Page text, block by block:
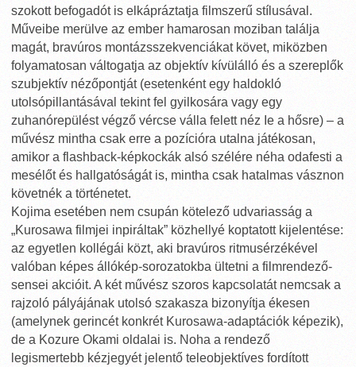
szokott befogadót is elkápráztatja filmszerű stílusával.
Műveibe merülve az ember hamarosan moziban találja
magát, bravúros montázsszekvenciákat követ, miközben
folyamatosan váltogatja az objektív kívülálló és a szereplők
szubjektív nézőpontját (esetenként egy haldokló
utolsópillantásával tekint fel gyilkosára vagy egy
zuhanórepülést végző vércse válla felett néz Ie a hősre) – a
művész mintha csak erre a pozícióra utalna játékosan,
amikor a flashback-képkockák alsó szélére néha odafesti a
mesélőt és hallgatóságát is, mintha csak hatalmas vásznon
követnék a történetet.
Kojima esetében nem csupán kötelező udvariasság a
„Kurosawa filmjei inpiráltak” közhellyé koptatott kijelentése:
az egyetlen kollégái közt, aki bravúros ritmusérzékével
valóban képes állókép-sorozatokba ültetni a filmrendező-
sensei akcióit. A két művész szoros kapcsolatát nemcsak a
rajzoló pályájának utolsó szakasza bizonyítja ékesen
(amelynek gerincét konkrét Kurosawa-adaptációk képezik),
de a Kozure Okami oldalai is. Noha a rendező
legismertebb kézjegyét jelentő teleobjektíves fordított